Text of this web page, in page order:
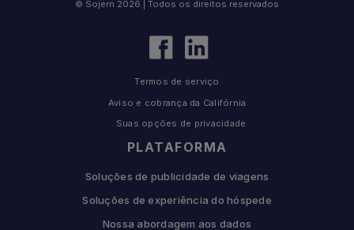
PLATAFORMA
Soluções de publicidade de viagens
Soluções de experiência do hóspede
Nossa abordagem aos dados
© Sojern 2026 | Todos os direitos reservados
Termos de serviço
Aviso e cobrança da Califórnia
Suas opções de privacidade